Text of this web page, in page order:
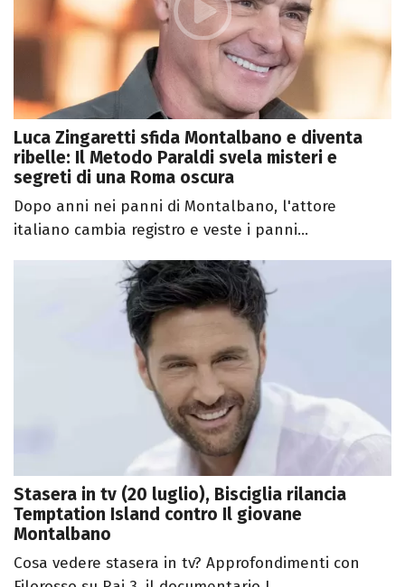
Luca Zingaretti sfida Montalbano e diventa
ribelle: Il Metodo Paraldi svela misteri e
segreti di una Roma oscura
Dopo anni nei panni di Montalbano, l'attore
italiano cambia registro e veste i panni...
Stasera in tv (20 luglio), Bisciglia rilancia
Temptation Island contro Il giovane
Montalbano
Cosa vedere stasera in tv? Approfondimenti con